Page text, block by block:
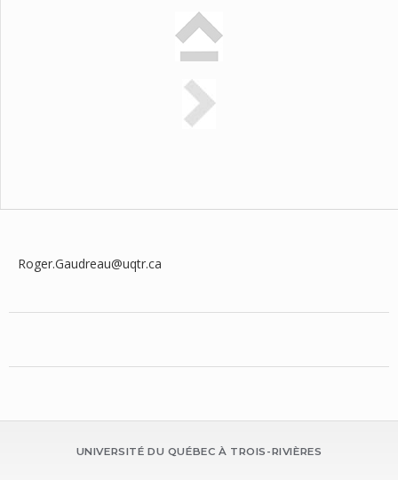
Roger.Gaudreau@uqtr.ca
UNIVERSITÉ DU QUÉBEC À TROIS-RIVIÈRES